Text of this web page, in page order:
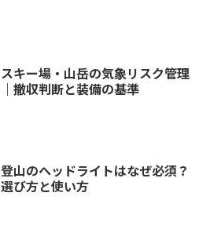
スキー場・山岳の気象リスク管理
｜撤収判断と装備の基準
登山のヘッドライトはなぜ必須？
選び方と使い方